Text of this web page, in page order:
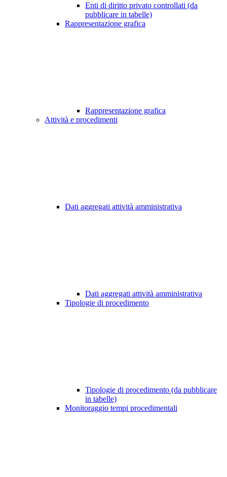
Enti di diritto privato controllati (da
pubblicare in tabelle)
Rappresentazione grafica
Rappresentazione grafica
Attività e procedimenti
Dati aggregati attività amministrativa
Dati aggregati attività amministrativa
Tipologie di procedimento
Tipologie di procedimento (da pubblicare
in tabelle)
Monitoraggio tempi procedimentali